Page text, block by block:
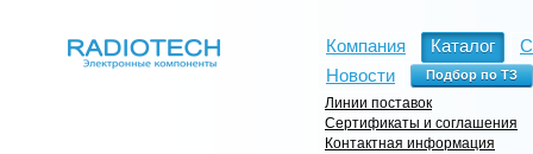
Компания Каталог
Новости
Линии поставок
Сертификаты и соглашения
Контактная информация